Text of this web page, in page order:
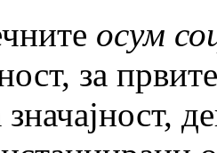
осум
за
значајност,